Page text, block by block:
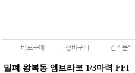
바로구매 장바구니 견적문의
밀폐 왕복동 엠브라코 1/3마력 FFI